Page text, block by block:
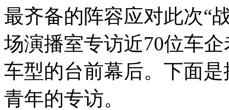
最齐备的阵容应对此次“
场演播室专访近70位车
车型的台前幕后。下面
青年的专访。